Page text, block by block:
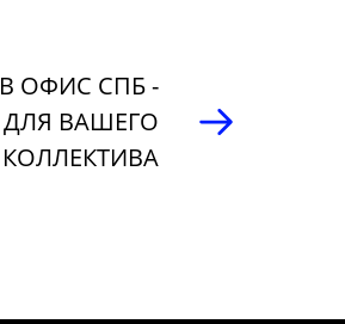
ОФИС СПБ -
ВАШЕГО
КОЛЛЕКТИВА